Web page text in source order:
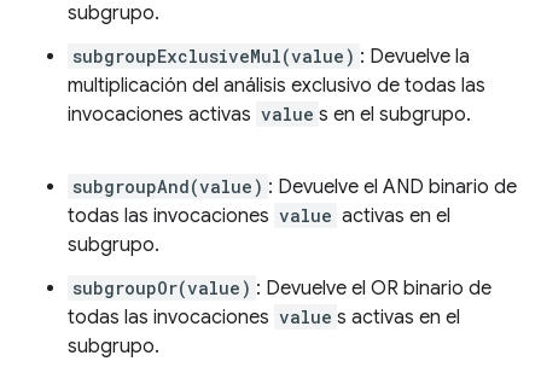
subgrupo.
subgroupExclusiveMul(value) : Devuelve la
multiplicación del análisis exclusivo de todas las
invocaciones activas value s en el subgrupo.
subgroupAnd(value) : Devuelve el AND binario de
todas las invocaciones value activas en el
subgrupo.
subgroupOr(value) : Devuelve el OR binario de
todas las invocaciones value s activas en el
subgrupo.